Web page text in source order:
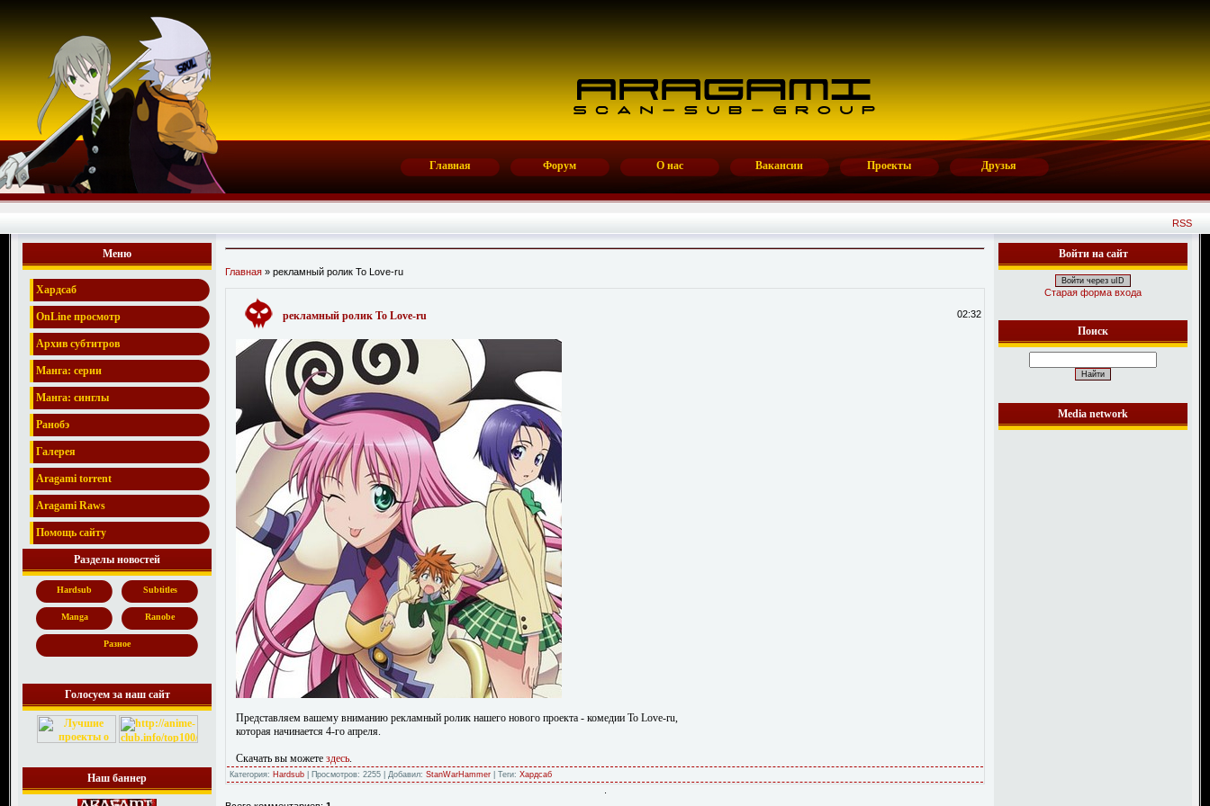
Главная Форум О нас Вакансии Проекты Друзья
RSS
Меню
Хардсаб
OnLine просмотр
Архив субтитров
Манга: серии
Манга: синглы
Ранобэ
Галерея
Aragami torrent
Aragami Raws
Помощь сайту
Разделы новостей
Hardsub Subtitles
Manga Ranobe
Разное
Голосуем за наш сайт
Наш баннер
Главная » рекламный ролик To Love-ru
рекламный ролик To Love-ru 02:32
Представляем вашему вниманию рекламный ролик нашего нового проекта - комедии To Love-ru,
которая начинается 4-го апреля.
Скачать вы можете здесь
Категория: Hardsub | Просмотров: 2255 | Добавил: StanWarHammer | Теги: Хардсаб
Войти на сайт
Войти через uID
Старая форма входа
Поиск
Media network